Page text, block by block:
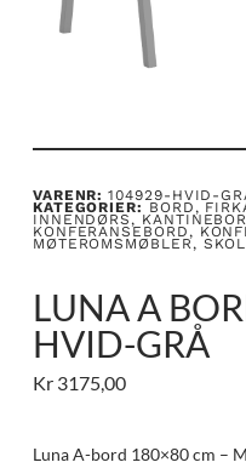
VARENR:104929-HVID-
KATEGORIER: BORD,
INNENDØRS,
KONFERANSEBORD,
MØTEROMSMØBLER,
LUNA A
HVID-GRÅ
Kr3175,00
Luna A-bord 180×80 cm –